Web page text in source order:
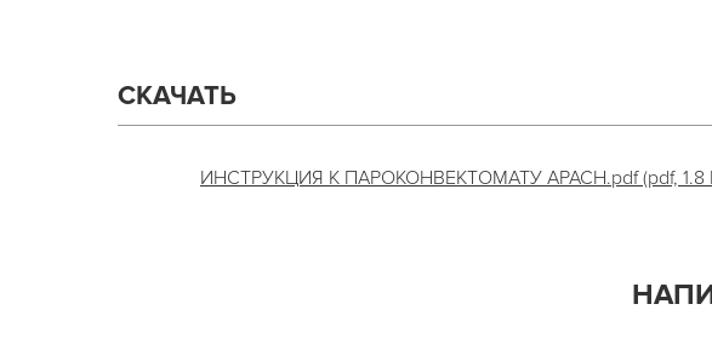
СКАЧАТЬ
ИНСТРУКЦИЯ К ПАРОКОНВЕКТОМАТУ APACH.pdf (pdf, 1.8